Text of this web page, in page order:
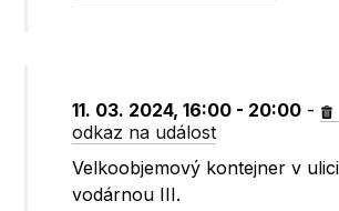
11. 03. 2024, 16:00 - 20:00 -
odkaz na událost
Velkoobjemový kontejner v
vodárnou III.